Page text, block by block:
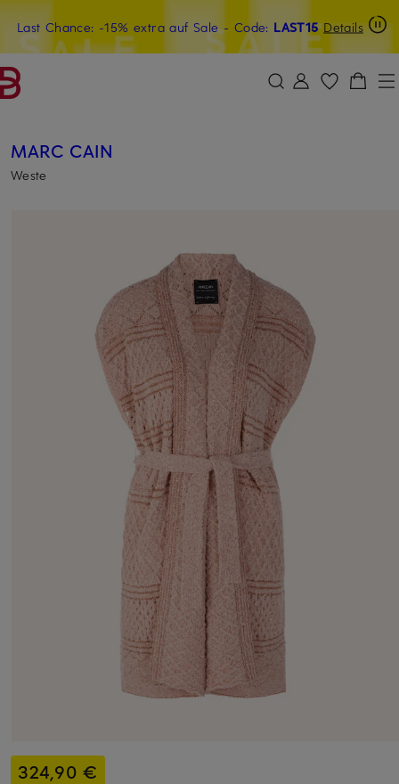
ZUM HAUPTINHALT ÜBERSPRINGEN ZUM SUCHFELD ÜBERSPRINGEN
Last Chance: -15% extra auf Sale- Code: LAST15 Details
15€-Willkommensgutschein mit Beyond sichern
MARC CAIN
Weste
324,90 €